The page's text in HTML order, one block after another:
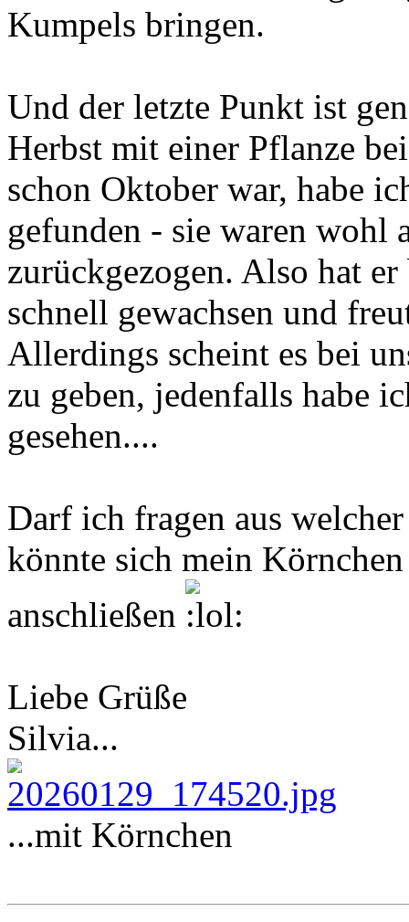
Kumpels bringen.
Und der letzte Punkt ist
Herbst mit einer Pflanze
schon Oktober war, habe
gefunden - sie waren wohl
zurückgezogen. Also hat
schnell gewachsen und
Allerdings scheint es bei
zu geben, jedenfalls habe
gesehen....
Darf ich fragen aus
könnte sich mein
anschließen
Liebe Grüße
Silvia...
...mit Körnchen